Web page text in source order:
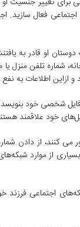
فعال سازید.
او قادر به
شماره تلفن منزل
ازاین اطلاعات به
شخصی خود
خود علاقمند
می کنند، از دادن
از موارد
اجتماعی